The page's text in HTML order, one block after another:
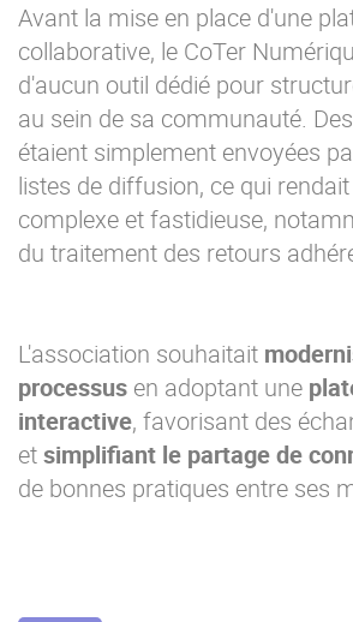
Avant la mise en place d'une
collaborative, le CoTer
d'aucun outil dédié pour
au sein de sa communauté.
étaient simplement envoyées
listes de diffusion, ce qui
complexe et fastidieuse,
du traitement des retours
L'association souhaitait
processus en adoptant une
interactive, favorisant des
etsimplifiant le partage de
de bonnes pratiques entre ses